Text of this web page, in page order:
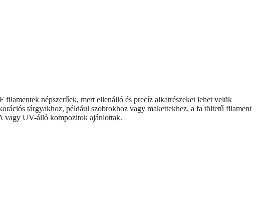
népszerűek, mert ellenálló és precíz alkatrészeket lehet velük
tárgyakhoz, például szobrokhoz vagy makettekhez, a fa töltetű filament
vagy UV-álló kompozitok ajánlottak.